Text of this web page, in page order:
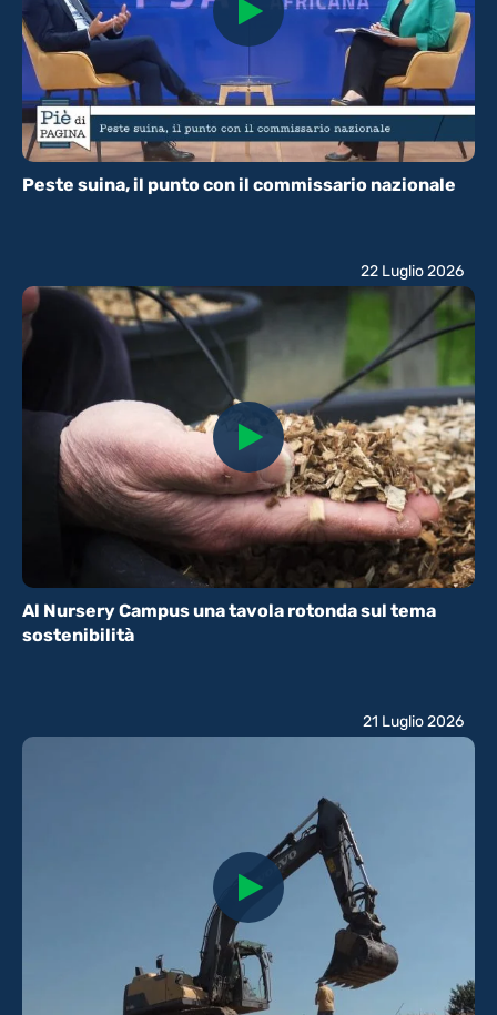
Peste suina, il punto con il commissario nazionale
Al Nursery Campus una tavola rotonda sul tema
sostenibilità
22 Luglio 2026
21 Luglio 2026